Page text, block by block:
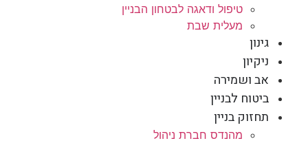
טיפול ודאגה לבטחון הבניין
מעלית שבת
גינון
ניקיון
אב ושמירה
ביטוח לבניין
תחזוק בניין
מהנדס חברת ניהול